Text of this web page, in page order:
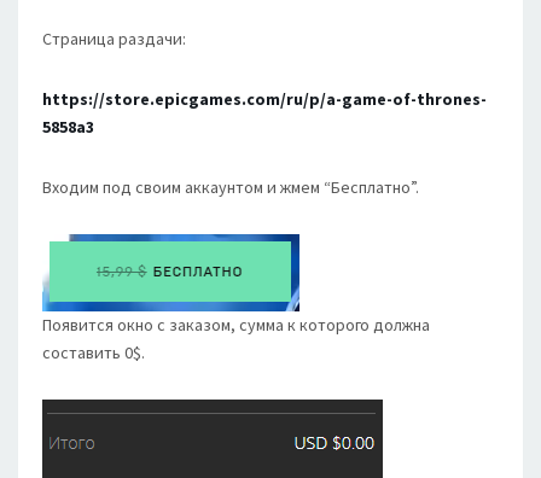
Страница раздачи:
https://store.epicgames.com/ru/p/a-game-of-thrones-
5858a3
Входим под своим аккаунтом и жмем “Бесплатно”.
Появится окно с заказом, сумма к которого должна
составить 0$.